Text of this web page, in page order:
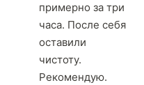
примерно за три
часа. После себя
оставили
чистоту.
Рекомендую.